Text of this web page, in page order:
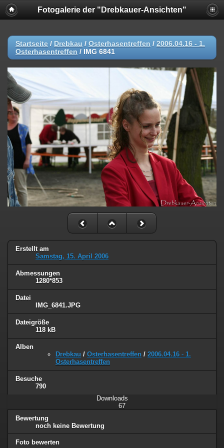
Fotogalerie der "Drebkauer-Ansichten"
Startseite / Drebkau / Osterhasentreffen / 2006.04.16 - 1.
Osterhasentreffen / IMG 6841
Erstellt am
Samstag, 15. April 2006
Abmessungen
1280*853
Datei
IMG_6841.JPG
Dateigröße
118 kB
Alben
Drebkau / Osterhasentreffen / 2006.04.16 - 1.
Osterhasentreffen
Besuche
790
Downloads
67
Bewertung
noch keine Bewertung
Foto bewerten